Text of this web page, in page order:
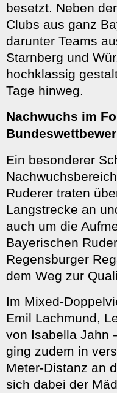
besetzt. Neben
Clubs aus ganz
darunter Teams
Starnberg und
hochklassig
Tage hinweg.
Nachwuchs im
Ein besonderer
Ruderer traten
Langstrecke an
auch um die
Bayerischen
Regensburger
dem Weg zur
Im Mixed-
Emil Lachmund,
von Isabella Jahn
ging zudem in
Meter-Distanz an
sich dabei der